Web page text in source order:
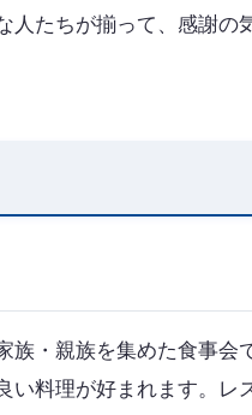
人たちが揃って、感謝の
族・親族を集めた食事会
い料理が好まれます。レ